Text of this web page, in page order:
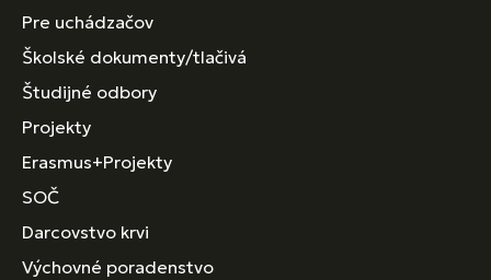
Pre uchádzačov
Školské dokumenty/tlačivá
Študijné odbory
Projekty
Erasmus+Projekty
SOČ
Darcovstvo krvi
Výchovné poradenstvo